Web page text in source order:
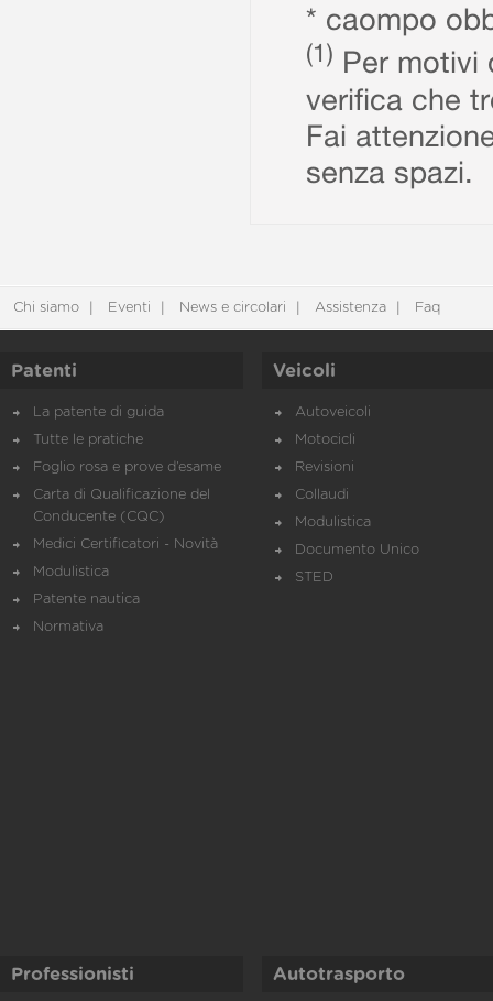
* caompo
(1) Per motivi
verifica che
Fai
senza spazi.
Chi siamo Eventi News e circolari Assistenza Faq
Patenti
La patente di guida
Tutte le pratiche
Foglio rosa e prove d’esame
Carta di Qualificazione del
Conducente (CQC)
Medici Certificatori - Novità
Modulistica
Patente nautica
Normativa
Veicoli
Autoveicoli
Motocicli
Revisioni
Collaudi
Modulistica
Documento Unico
STED
Professionisti Autotrasporto